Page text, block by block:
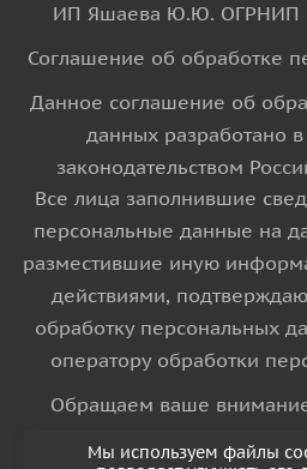
ИП Яшаева Ю.Ю. ОГРНИП
Соглашение об обработке
Данное соглашение об
данных разработано в
законодательством
Все лица заполнившие
персональные данные на
разместившие иную
действиями,
обработку персональных
оператору обработки
Обращаем ваше
Мы используем файлы